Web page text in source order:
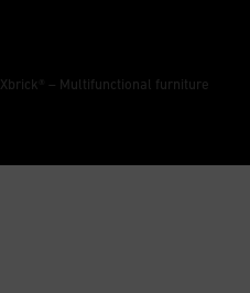
Xbrick® – Multifunctional furniture